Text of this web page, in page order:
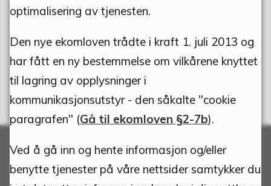
Ja
Adresse:
optimalisering av tjenesten.
Den nye ekomloven trådte i kraft 1. juli 2013 og
har fått en ny bestemmelse om vilkårene knyttet
til lagring av opplysninger i
kommunikasjonsutstyr - den såkalte "cookie
paragrafen" (Gå til ekomloven §2-7b).
Ved å gå inn og hente informasjon og/eller
benytte tjenester på våre nettsider samtykker du